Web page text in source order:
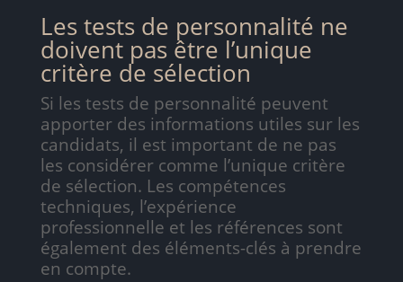
Les tests de personnalité ne
doivent pas être l’unique
critère de sélection
Si les tests de personnalité peuvent
apporter des informations utiles sur les
candidats, il est important de ne pas
les considérer comme l’unique critère
de sélection. Les compétences
techniques, l’expérience
professionnelle et les références sont
également des éléments-clés à prendre
en compte.